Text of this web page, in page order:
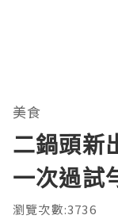
美食
二鍋頭新
一次過試
瀏覽次數:3736